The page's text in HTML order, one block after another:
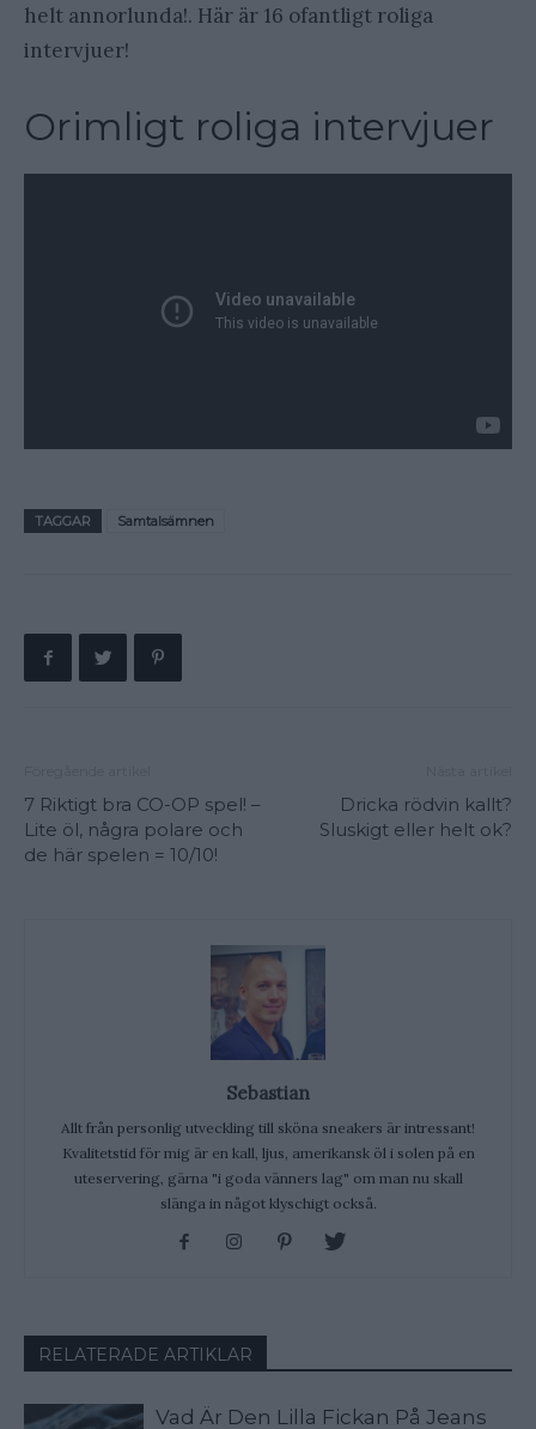
helt annorlunda!. Här är 16 ofantligt roliga
intervjuer!
Orimligt roliga intervjuer
TAGGAR Samtalsämnen
7 Riktigt bra CO-OP spel! –
Lite öl, några polare och
de här spelen = 10/10!
Dricka rödvin kallt?
Sluskigt eller helt ok?
Sebastian
Allt från personlig utveckling till sköna sneakers är intressant!
Kvalitetstid för mig är en kall, ljus, amerikansk öl i solen på en
uteservering, gärna "i goda vänners lag" om man nu skall
slänga in något klyschigt också.
RELATERADE ARTIKLAR
Vad Är Den Lilla Fickan På Jeans